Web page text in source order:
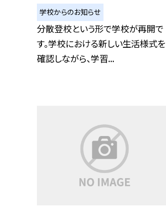
学校からのお知らせ
分散登校という形で学校が再開で
す。学校における新しい生活様式を
確認しながら、学習...